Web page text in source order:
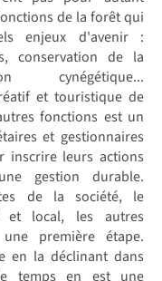
de la forêt qui
enjeux d'avenir :
conservation de la
cynégétique...
et touristique de
fonctions est un
et gestionnaires
inscrire leurs actions
gestion durable.
de la société, le
et local, les autres
première étape.
en la déclinant dans
temps en est une